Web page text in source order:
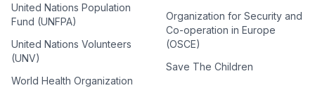
United Nations Population
Fund (UNFPA)
United Nations Volunteers
(UNV)
World Health Organization
Organization for Security and
Co-operation in Europe
(OSCE)
Save The Children